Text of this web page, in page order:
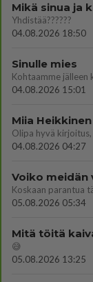
Mikä sinua ja
Yhdistää??????
04.08.2026 18:50
Sinulle mies
04.08.2026 15:01
Miia
04.08.2026 04:27
Voiko meidän
Koskaan parantua
05.08.2026 05:34
Mitä töitä
😅
05.08.2026 13:25